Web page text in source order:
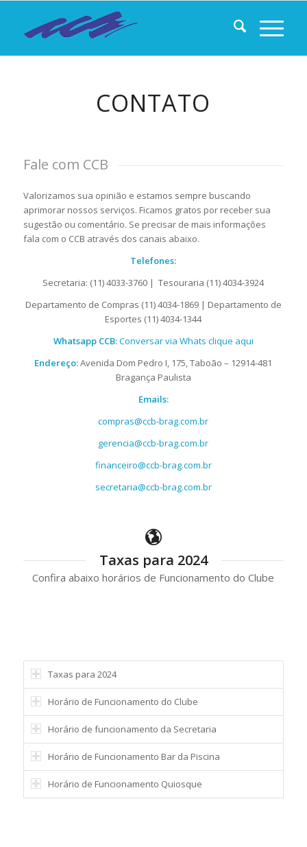
CONTATO
Fale com CCB
Valorizamos sua opinião e estamos sempre buscando
aprimorar nossos serviços. Ficamos gratos por receber sua
sugestão ou comentário. Se precisar de mais informações
fala com o CCB através dos canais abaixo.
Telefones:
Secretaria: (11) 4033-3760 | Tesouraria (11) 4034-3924
Departamento de Compras (11) 4034-1869 | Departamento de
Esportes (11) 4034-1344
Whatsapp CCB:Conversar via Whats clique aqui
Endereço:Avenida Dom Pedro I, 175, Taboão – 12914-481
Bragança Paulista
Emails:
compras@ccb-brag.com.br
gerencia@ccb-brag.com.br
financeiro@ccb-brag.com.br
secretaria@ccb-brag.com.br
Taxas para 2024
Confira abaixo horários de Funcionamento do Clube
Taxas para 2024
Horário de Funcionamento do Clube
Horário de funcionamento da Secretaria
Horário de Funcionamento Bar da Piscina
Horário de Funcionamento Quiosque